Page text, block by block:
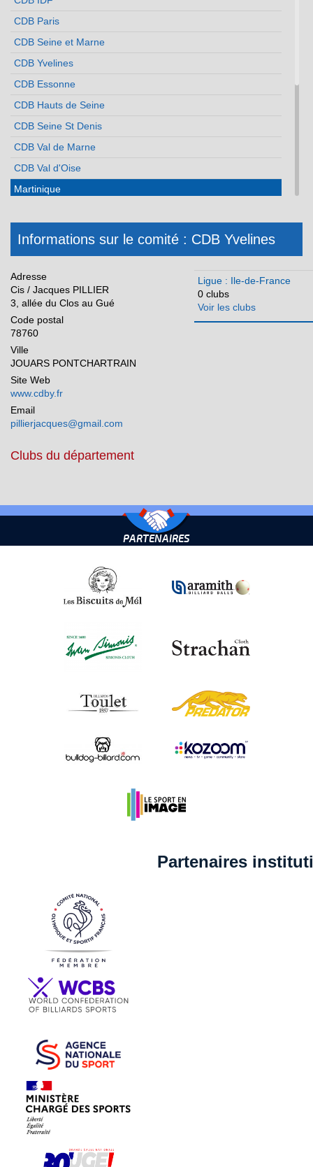
CDB Paris
CDB Seine et Marne
CDB Yvelines
CDB Essonne
CDB Hauts de Seine
CDB Seine St Denis
CDB Val de Marne
CDB Val d'Oise
Martinique
Normandie
Occitanie
Pays de la Loire
Réunion
Informations sur le comité : CDB Yvelines
Adresse
Cis / Jacques PILLIER
3, allée du Clos au Gué
Code postal
78760
Ville
JOUARS PONTCHARTRAIN
Site Web
www.cdby.fr
Email
pillierjacques@gmail.com
Ligue : Ile-de-France
0 clubs
Voir les clubs
Clubs du département
PARTENAIRES
Partenaires